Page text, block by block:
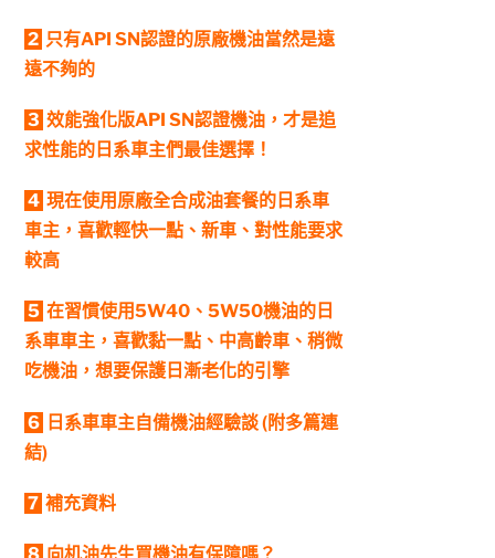
2 只有API SN認證的原廠機油當然是遠
遠不夠的
3 效能強化版API SN認證機油，才是追
求性能的日系車主們最佳選擇！
4 現在使用原廠全合成油套餐的日系車
車主，喜歡輕快一點、新車、對性能要求
較高
5 在習慣使用5W40、5W50機油的日
系車車主，喜歡黏一點、中高齡車、稍微
吃機油，想要保護日漸老化的引擎
6 日系車車主自備機油經驗談 (附多篇連
結)
7 補充資料